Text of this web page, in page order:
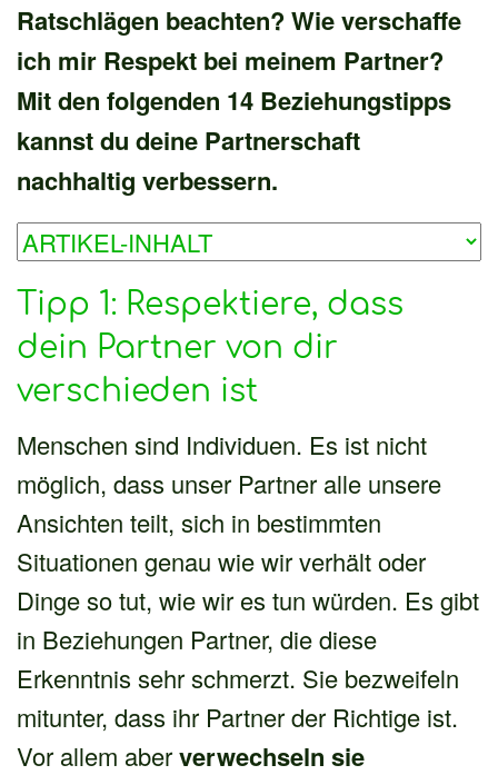
Ratschlägen beachten? Wie verschaffe
ich mir Respekt bei meinem Partner?
Mit den folgenden 14 Beziehungstipps
kannst du deine Partnerschaft
nachhaltig verbessern.
Tipp 1: Respektiere, dass
dein Partner von dir
verschieden ist
Menschen sind Individuen. Es ist nicht
möglich, dass unser Partner alle unsere
Ansichten teilt, sich in bestimmten
Situationen genau wie wir verhält oder
Dinge so tut, wie wir es tun würden. Es gibt
in Beziehungen Partner, die diese
Erkenntnis sehr schmerzt. Sie bezweifeln
mitunter, dass ihr Partner der Richtige ist.
Vor allem aberverwechseln sie